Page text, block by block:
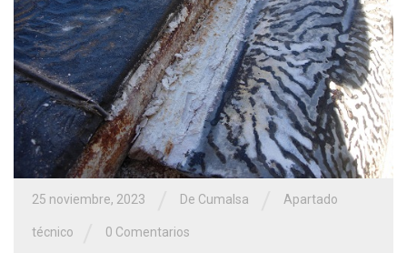
25 noviembre, 2023 De Cumalsa Apartado
técnico 0 Comentarios